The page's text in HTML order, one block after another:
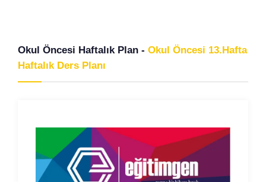
Okul Öncesi Haftalık Plan - Okul Öncesi 13.Hafta
Haftalık Ders Planı